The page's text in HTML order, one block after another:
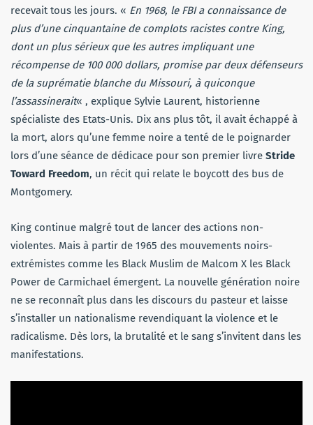
recevait tous les jours. « En 1968, le FBI a connaissance de
plus d’une cinquantaine de complots racistes contre King,
dont un plus sérieux que les autres impliquant une
récompense de 100 000 dollars, promise par deux défenseurs
de la suprématie blanche du Missouri, à quiconque
l’assassinerait« , explique Sylvie Laurent, historienne
spécialiste des Etats-Unis. Dix ans plus tôt, il avait échappé à
la mort, alors qu’une femme noire a tenté de le poignarder
lors d’une séance de dédicace pour son premier livre Stride
Toward Freedom, un récit qui relate le boycott des bus de
Montgomery.
King continue malgré tout de lancer des actions non-
violentes. Mais à partir de 1965 des mouvements noirs-
extrémistes comme les Black Muslim de Malcom X les Black
Power de Carmichael émergent. La nouvelle génération noire
ne se reconnaît plus dans les discours du pasteur et laisse
s’installer un nationalisme revendiquant la violence et le
radicalisme. Dès lors, la brutalité et le sang s’invitent dans les
manifestations.